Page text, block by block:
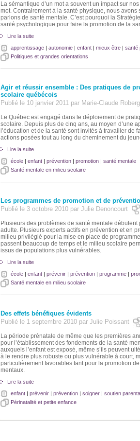
La sémantique d’un mot a souvent un impact sur
mot. Contrairement à la santé physique, nous
parlons de santé mentale. C’est pourquoi la
santé psychologique pour faire la promotion de la
Lire la suite
apprentissage| autonomie| enfant| mieux être| santé
Politiques et grandes orientations
Agir et réussir ensemble : Des pratiques de
scolaire québécois
Publié le 10 janvier 2011 par Marie-Claude
Le Québec est engagé dans le déploiement de
scolaire. Depuis plus de cinq ans, au moyen d’une
l’éducation et de la santé sont invités à travailler
actions posées tout au long du cheminement du
Lire la suite
école| enfant| prévention| promotion| santé mentale
Santé mentale en milieu scolaire
Les programmes de promotion et de
Publié le 3 octobre 2010 par Julie Denoncourt
Plusieurs des problèmes de santé mentale
adulte. Plusieurs experts actifs en prévention et en
milieu privilégié pour la mise en place de
passent beaucoup de temps et le milieu scolaire
issus de populations plus vulnérables.
Lire la suite
école| enfant| prévenir| prévention| programme|
Santé mentale en milieu scolaire
Des effets bénéfiques évidents
Publié le 1 septembre 2010 par Julie Poissant
La période prénatale de même que les premières
pour l’établissement des fondements de la santé
auxquels l’enfant est exposé, même s’ils peuvent
à le rendre plus robuste ou plus vulnérable à court,
particulièrement favorables tant pour la promotion
mentaux.
Lire la suite
enfant| prévenir| prévention| soigner| soutien
Périnatalité et petite enfance